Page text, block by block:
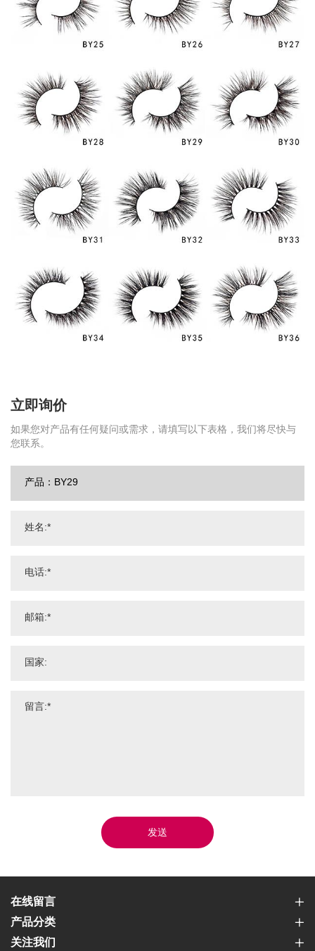
立即询价
如果您对产品有任何疑问或需求，请填写以下表格，我们将尽快与
您联系。
发送
在线留言
产品分类
关注我们